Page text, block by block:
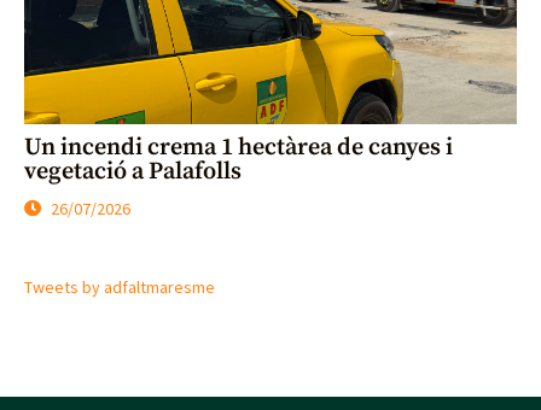
Un incendi crema 1 hectàrea de canyes i
vegetació a Palafolls
26/07/2026
Tweets by adfaltmaresme